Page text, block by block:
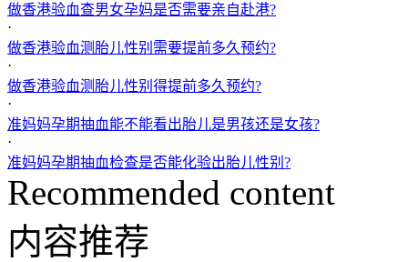
做香港验血查男女孕妈是否需要亲自赴港?
·
做香港验血测胎儿性别需要提前多久预约?
·
做香港验血测胎儿性别得提前多久预约?
·
准妈妈孕期抽血能不能看出胎儿是男孩还是女孩?
·
准妈妈孕期抽血检查是否能化验出胎儿性别?
Recommended content
内容推荐